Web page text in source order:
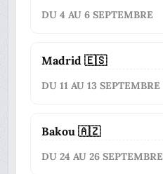
DU 4 AU 6 SEPTEMBRE
Madrid 🇪🇸
DU 11 AU 13 SEPTEMBRE
Bakou 🇦🇿
DU 24 AU 26 SEPTEMBRE